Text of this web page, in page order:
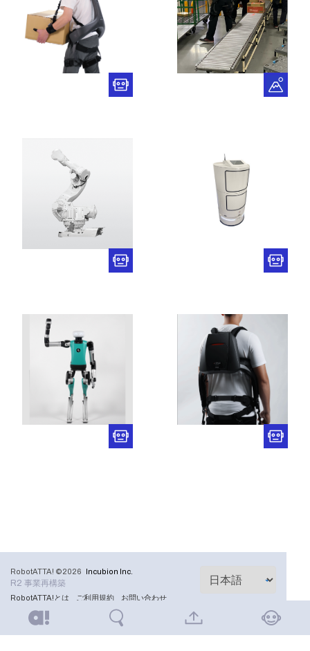
RobotATTA! ©2026 Incubion Inc.
R2 事業再構築
RobotATTA!とは ご利用規約 お問い合わせ